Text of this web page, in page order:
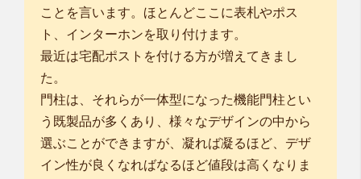
ことを言います。ほとんどここに表札やポス
ト、インターホンを取り付けます。
最近は宅配ポストを付ける方が増えてきまし
た。
門柱は、それらが一体型になった機能門柱とい
う既製品が多くあり、様々なデザインの中から
選ぶことができますが、凝れば凝るほど、デザ
イン性が良くなればなるほど値段は高くなりま